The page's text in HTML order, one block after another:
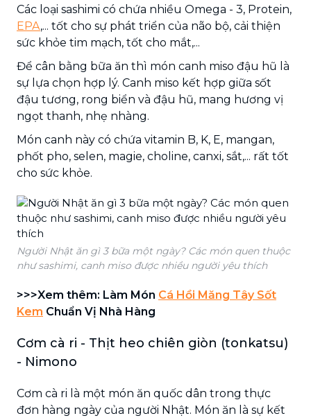
Các loại sashimi có chứa nhiều Omega - 3, Protein,
EPA,... tốt cho sự phát triển của não bộ, cải thiện
sức khỏe tim mạch, tốt cho mắt,...
Để cân bằng bữa ăn thì món canh miso đậu hũ là
sự lựa chọn hợp lý. Canh miso kết hợp giữa sốt
đậu tương, rong biển và đậu hũ, mang hương vị
ngọt thanh, nhẹ nhàng.
Món canh này có chứa vitamin B, K, E, mangan,
phốt pho, selen, magie, choline, canxi, sắt,... rất tốt
cho sức khỏe.
Người Nhật ăn gì 3 bữa một ngày? Các món quen thuộc
như sashimi, canh miso được nhiều người yêu thích
>>>Xem thêm: Làm Món Cá Hồi Măng Tây Sốt
Kem Chuẩn Vị Nhà Hàng
Cơm cà ri - Thịt heo chiên giòn (tonkatsu)
- Nimono
Cơm cà ri là một món ăn quốc dân trong thực
đơn hàng ngày của người Nhật. Món ăn là sự kết